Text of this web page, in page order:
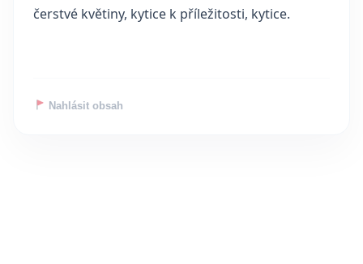
čerstvé květiny, kytice k příležitosti, kytice.
Nahlásit obsah